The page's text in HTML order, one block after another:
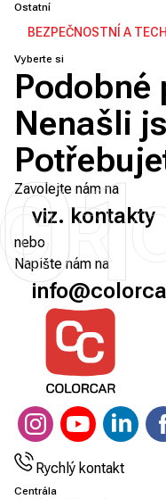
Ostatní
BEZPEČNOSTNÍ A
01
Vyberte si
Podobné
Nenašli
Zavolejte nám na
viz. kontakty
nebo
Napište nám na
Rychlý kontakt
Centrála